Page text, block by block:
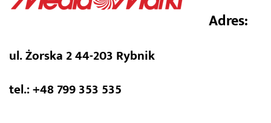
Adres:
ul. Żorska 2 44-203 Rybnik
tel.: +48 799 353 535